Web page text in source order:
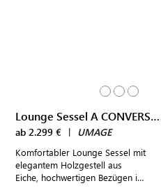
Lounge Sessel A CONVERSATION PIECE TALL
ab 2.299 € | UMAGE
Komfortabler Lounge Sessel mit
elegantem Holzgestell aus
Eiche, hochwertigen Bezügen im